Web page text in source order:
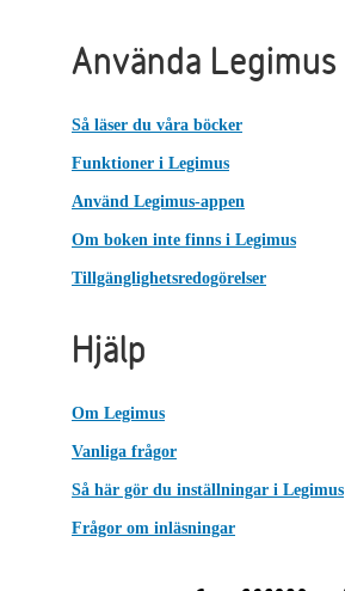
Använda Legimus
Så läser du våra böcker
Funktioner i Legimus
Använd Legimus-appen
Om boken inte finns i Legimus
Tillgänglighetsredogörelser
Hjälp
Om Legimus
Vanliga frågor
Så här gör du inställningar i Legimus
Frågor om inläsningar